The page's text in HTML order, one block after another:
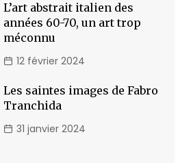
L’art abstrait italien des
années 60-70, un art trop
méconnu
12 février 2024
Les saintes images de Fabro
Tranchida
31 janvier 2024